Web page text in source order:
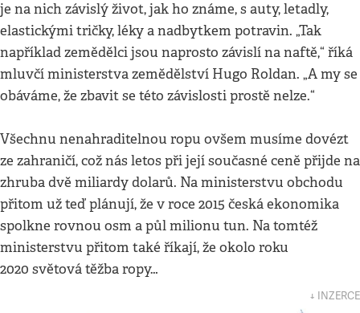
je na nich závislý život, jak ho známe, s auty, letadly,
elastickými tričky, léky a nadbytkem potravin. „Tak
například zemědělci jsou naprosto závislí na naftě,“ říká
mluvčí ministerstva zemědělství Hugo Roldan. „A my se
obáváme, že zbavit se této závislosti prostě nelze.“
Všechnu nenahraditelnou ropu ovšem musíme dovézt
ze zahraničí, což nás letos při její současné ceně přijde na
zhruba dvě miliardy dolarů. Na ministerstvu obchodu
přitom už teď plánují, že v roce 2015 česká ekonomika
spolkne rovnou osm a půl milionu tun. Na tomtéž
ministerstvu přitom také říkají, že okolo roku
2020 světová těžba ropy…
↓ INZERCE